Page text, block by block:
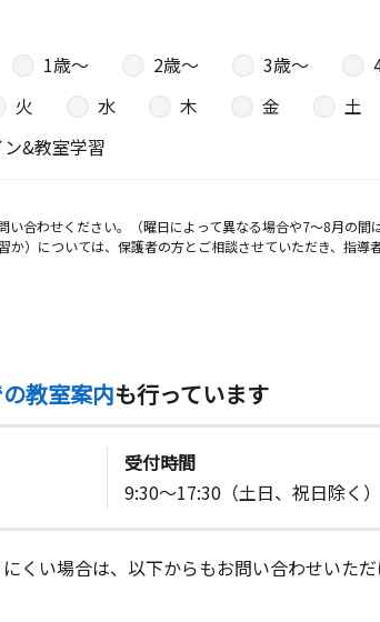
1歳〜 2歳〜 3歳〜
火 水 木 金
土
&教室学習
合わせください。（曜日によって異なる場合や7～8月の間
）については、保護者の方とご相談させていただき、指導者
教室案内も行っています
受付時間
9:30～17:30（土日、祝日除く）
くい場合は、以下からもお問い合わせいただ